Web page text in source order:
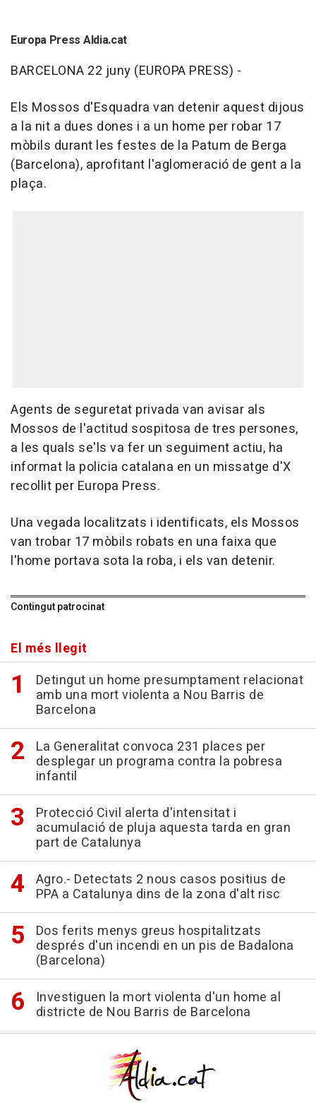
Europa Press Aldia.cat
BARCELONA 22 juny (EUROPA PRESS) -
Els Mossos d'Esquadra van detenir aquest dijous
a la nit a dues dones i a un home per robar 17
mòbils durant les festes de la Patum de Berga
(Barcelona), aprofitant l'aglomeració de gent a la
plaça.
Agents de seguretat privada van avisar als
Mossos de l'actitud sospitosa de tres persones,
a les quals se'ls va fer un seguiment actiu, ha
informat la policia catalana en un missatge d'X
recollit per Europa Press.
Una vegada localitzats i identificats, els Mossos
van trobar 17 mòbils robats en una faixa que
l'home portava sota la roba, i els van detenir.
Contingut patrocinat
El més llegit
Detingut un home presumptament relacionat
amb una mort violenta a Nou Barris de
Barcelona
La Generalitat convoca 231 places per
desplegar un programa contra la pobresa
infantil
Protecció Civil alerta d'intensitat i
acumulació de pluja aquesta tarda en gran
part de Catalunya
Agro.- Detectats 2 nous casos positius de
PPA a Catalunya dins de la zona d'alt risc
Dos ferits menys greus hospitalitzats
després d'un incendi en un pis de Badalona
(Barcelona)
Investiguen la mort violenta d'un home al
districte de Nou Barris de Barcelona